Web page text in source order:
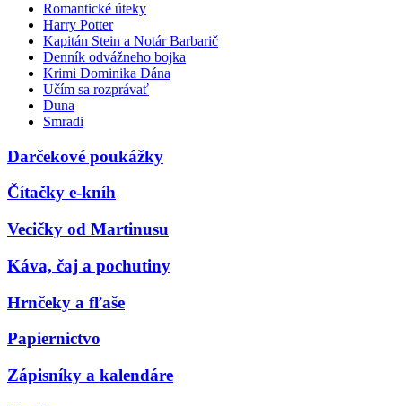
Romantické úteky
Harry Potter
Kapitán Stein a Notár Barbarič
Denník odvážneho bojka
Krimi Dominika Dána
Učím sa rozprávať
Duna
Smradi
Darčekové poukážky
Čítačky e-kníh
Vecičky od Martinusu
Káva, čaj a pochutiny
Hrnčeky a fľaše
Papiernictvo
Zápisníky a kalendáre